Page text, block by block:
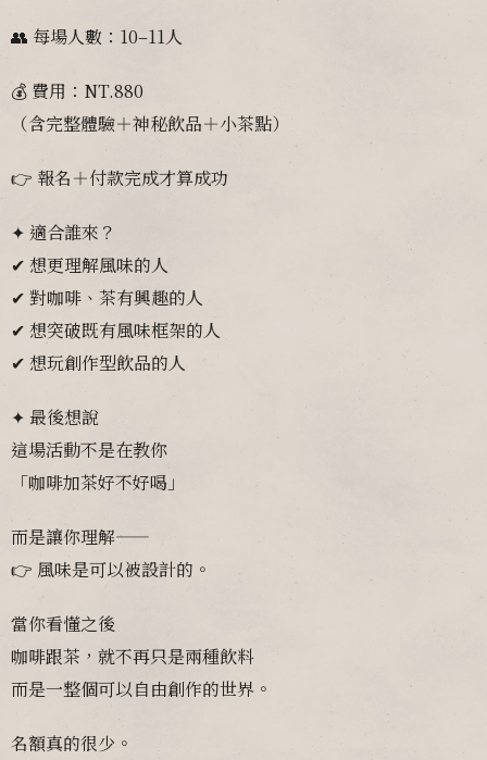
👥 每場人數：10–11人
💰 費用：NT.880
（含完整體驗＋神秘飲品＋小茶點）
👉 報名＋付款完成才算成功
✦ 適合誰來？
✔ 想更理解風味的人
✔ 對咖啡、茶有興趣的人
✔ 想突破既有風味框架的人
✔ 想玩創作型飲品的人
✦ 最後想說
這場活動不是在教你
「咖啡加茶好不好喝」
而是讓你理解——
👉 風味是可以被設計的。
當你看懂之後
咖啡跟茶，就不再只是兩種飲料
而是一整個可以自由創作的世界。
名額真的很少。